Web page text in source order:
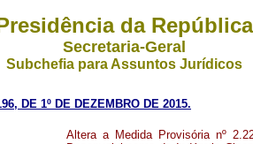
da República
Secretaria-Geral
Subchefia para Assuntos Jurídicos
DE 1º DE DEZEMBRO DE 2015.
Altera a Medida Provisória nº